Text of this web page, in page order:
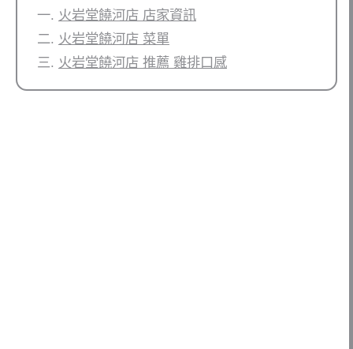
火岩堂饒河店 店家資訊
火岩堂饒河店 菜單
火岩堂饒河店 推薦 雞排口感